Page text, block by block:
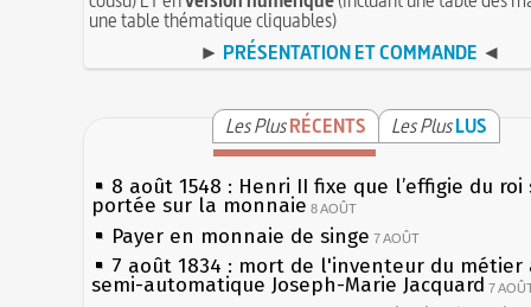
une table thématique cliquables)
► PRÉSENTATION ET COMMANDE ◄
Les PlusRÉCENTS Les PlusLUS
8 août 1548 : Henri II fixe que l’effigie du roi
portée sur la monnaie 8 AOÛT
Payer en monnaie de singe 7 AOÛT
7 août 1834 : mort de l'inventeur du métier
semi-automatique Joseph-Marie Jacquard 7